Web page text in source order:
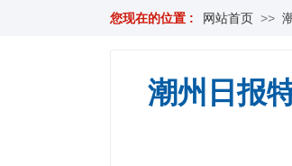
您现在的位置 : 网站首页 >>
潮州日报